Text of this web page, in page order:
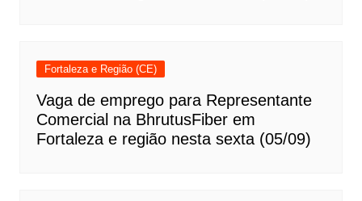
Fortaleza e Região (CE)
Vaga de emprego para Representante
Comercial na BhrutusFiber em
Fortaleza e região nesta sexta (05/09)